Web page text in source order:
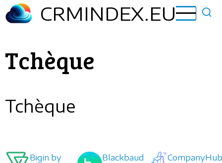
Aller
au
CRMINDEX.EU
Tchèque
Tchèque
Bigin by
Blackbaud CompanyHub